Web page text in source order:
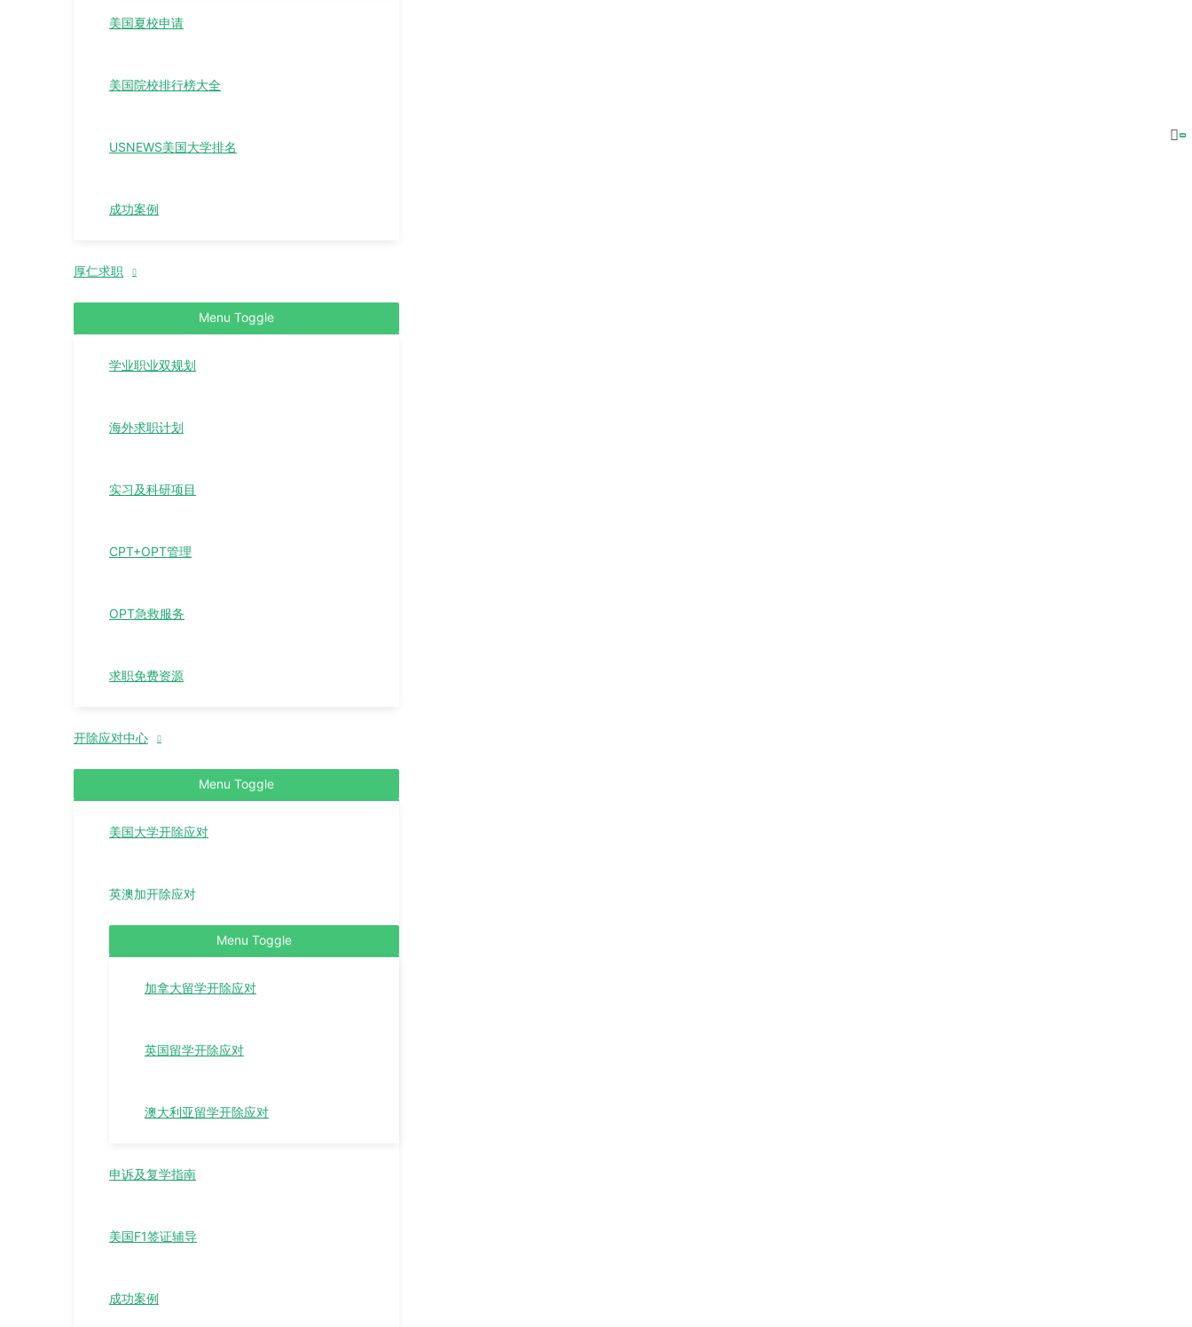
美国夏校申请
美国院校排行榜大全
USNEWS美国大学排名
成功案例
厚仁求职
Menu Toggle
学业职业双规划
海外求职计划
实习及科研项目
CPT+OPT管理
OPT急救服务
求职免费资源
开除应对中心
Menu Toggle
美国大学开除应对
英澳加开除应对
Menu Toggle
加拿大留学开除应对
英国留学开除应对
澳大利亚留学开除应对
申诉及复学指南
美国F1签证辅导
成功案例